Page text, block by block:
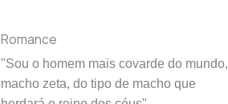
Romance
"Sou o homem mais covarde do mundo,
macho zeta, do tipo de macho que